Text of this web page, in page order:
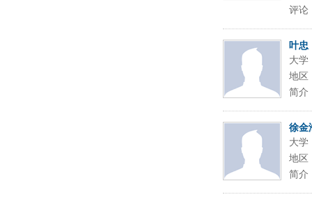
评论
叶忠
大学
地区
简介
徐金
大学
地区
简介